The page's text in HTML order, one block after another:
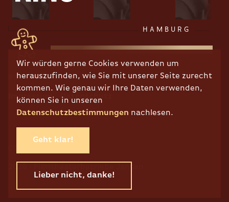
Wir würden gerne Cookies verwenden um
herauszufinden, wie Sie mit unserer Seite zurecht
kommen. Wie genau wir Ihre Daten verwenden,
können Sie in unseren
Datenschutzbestimmungen nachlesen.
Geht klar!
Lieber nicht, danke!
HAMBURG
RECHTLICHES
Impressum Datenschutz